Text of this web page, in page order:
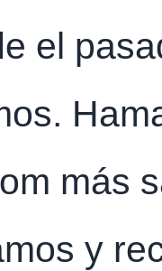
el
más
y